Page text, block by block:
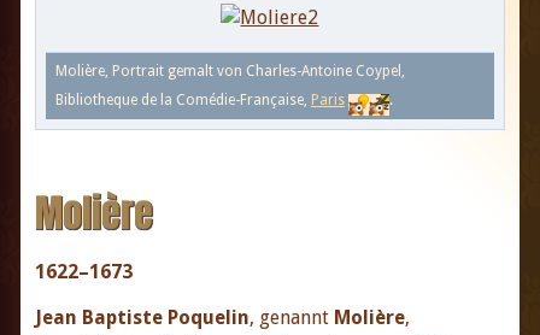
Molière, Portrait gemalt von Charles-Antoine Coypel,
Bibliotheque de la Comédie-Française, Paris .
Molière
1622–1673
Jean Baptiste Poquelin, genannt Molière,